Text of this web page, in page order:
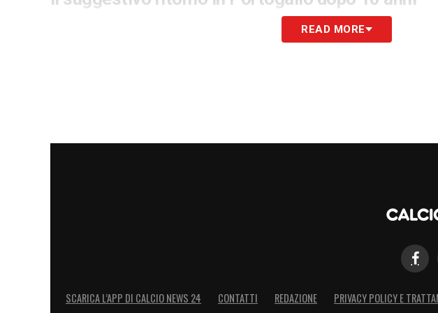
Questa firma rappresenta uno snodo cruciale nel percorso
Gran Bretagna, ha maturato un bagaglio di conoscenze di
voluto da
e il direttore sportivo hanno
operando sotto traccia per convincerlo a sposare la causa.
READ MORE
SCARICA L’APP DI CALCIO NEWS 24 CONTATTI REDAZIONE PRIVACY POLICY E